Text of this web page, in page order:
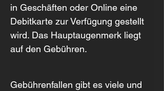
in Geschäften oder Online eine
Debitkarte zur Verfügung gestellt
wird. Das Hauptaugenmerk liegt
auf den Gebühren.
Gebührenfallen gibt es viele und